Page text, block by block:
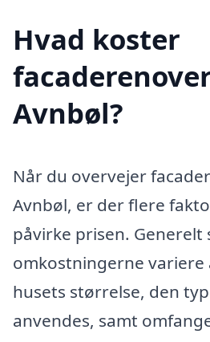
Hvad koster
Avnbøl?
Når du overvejer
Avnbøl, er der flere
påvirke prisen. Generelt
omkostningerne
husets størrelse, den
anvendes, samt